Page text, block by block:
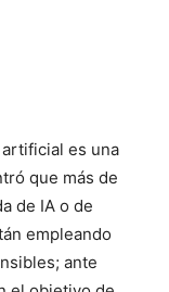
es una
que más de
de IA o de
empleando
ante